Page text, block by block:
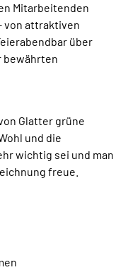
Mitarbeitenden
von attraktiven
über
bewährten
Glatter grüne
und die
wichtig sei und man
freue.